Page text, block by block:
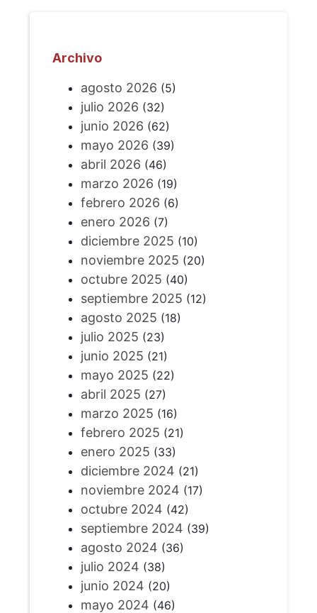
Archivo
agosto 2026 (5)
julio 2026 (32)
junio 2026 (62)
mayo 2026 (39)
abril 2026 (46)
marzo 2026 (19)
febrero 2026 (6)
enero 2026 (7)
diciembre 2025 (10)
noviembre 2025 (20)
octubre 2025 (40)
septiembre 2025 (12)
agosto 2025 (18)
julio 2025 (23)
junio 2025 (21)
mayo 2025 (22)
abril 2025 (27)
marzo 2025 (16)
febrero 2025 (21)
enero 2025 (33)
diciembre 2024 (21)
noviembre 2024 (17)
octubre 2024 (42)
septiembre 2024 (39)
agosto 2024 (36)
julio 2024 (38)
junio 2024 (20)
mayo 2024 (46)